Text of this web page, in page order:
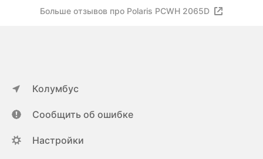
Больше отзывов про Polaris PCWH 2065D
Колумбус
Сообщить об ошибке
Настройки